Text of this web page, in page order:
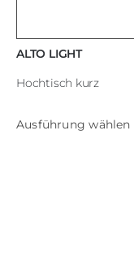
ALTO LIGHT
Hochtisch kurz
Ausführung wählen
Dieses